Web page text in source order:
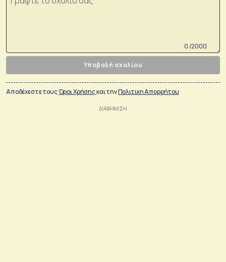
0 /2000
Υποβολή σχολίου
Αποδέχεστε τουςΌροι Χρήσηςκαι τηνΠολιτικη Απορρήτου